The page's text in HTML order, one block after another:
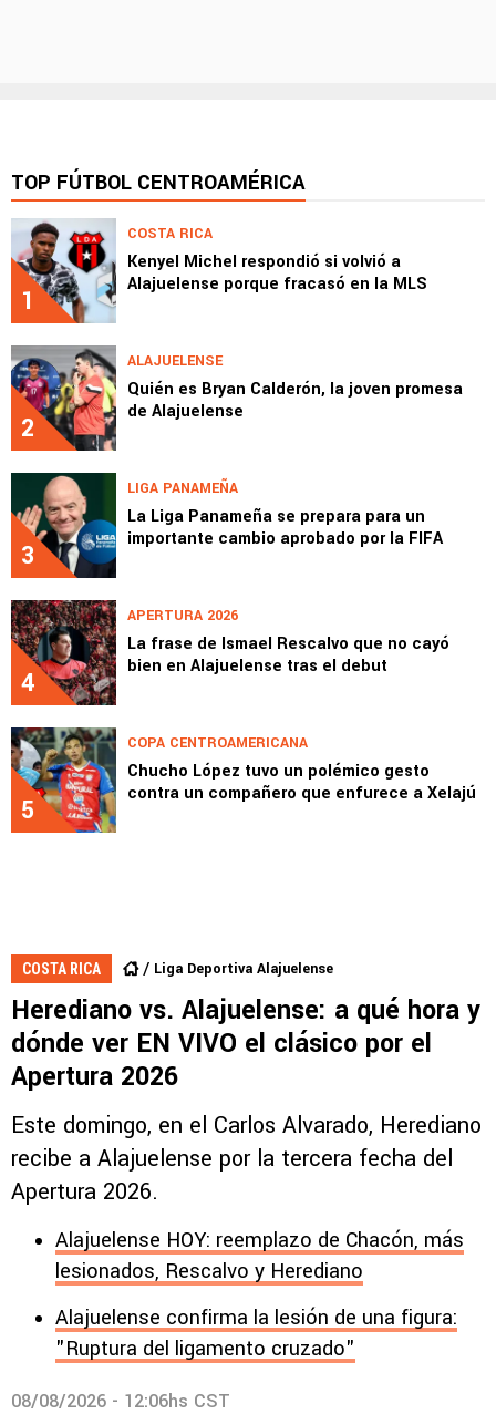
TOP FÚTBOL CENTROAMÉRICA
1
COSTA RICA
Kenyel Michel respondió si volvió a
Alajuelense porque fracasó en la MLS
2
ALAJUELENSE
Quién es Bryan Calderón, la joven promesa
de Alajuelense
3
LIGA PANAMEÑA
La Liga Panameña se prepara para un
importante cambio aprobado por la FIFA
4
APERTURA 2026
La frase de Ismael Rescalvo que no cayó
bien en Alajuelense tras el debut
5
COPA CENTROAMERICANA
Chucho López tuvo un polémico gesto
contra un compañero que enfurece a Xelajú
COSTA RICA Liga Deportiva Alajuelense
Herediano vs. Alajuelense: a qué hora y
dónde ver EN VIVO el clásico por el
Apertura 2026
Este domingo, en el Carlos Alvarado, Herediano
recibe a Alajuelense por la tercera fecha del
Apertura 2026.
Alajuelense HOY: reemplazo de Chacón, más
lesionados, Rescalvo y Herediano
Alajuelense confirma la lesión de una figura:
"Ruptura del ligamento cruzado"
08/08/2026 - 12:06hs CST